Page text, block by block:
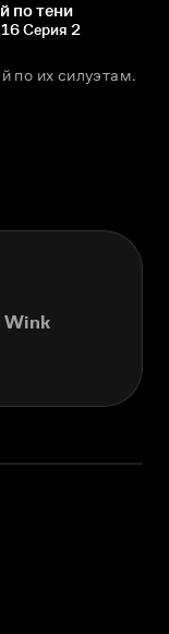
по тени
Серия 2
по их силуэтам.
Wink